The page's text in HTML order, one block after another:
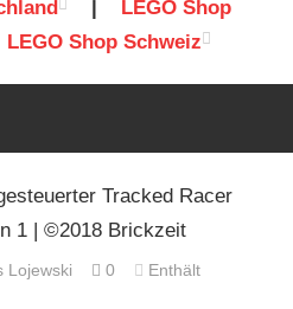
| LEGO Shop
LEGO Shop Schweiz
Lojewski 0
Enthält